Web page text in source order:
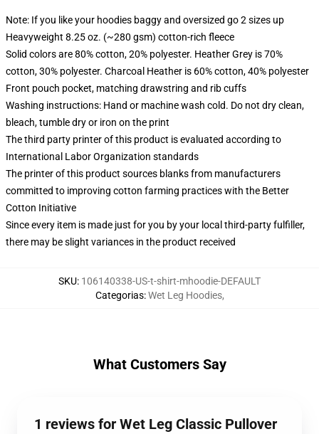
Note: If you like your hoodies baggy and oversized go 2 sizes up
Heavyweight 8.25 oz. (~280 gsm) cotton-rich fleece
Solid colors are 80% cotton, 20% polyester. Heather Grey is 70%
cotton, 30% polyester. Charcoal Heather is 60% cotton, 40% polyester
Front pouch pocket, matching drawstring and rib cuffs
Washing instructions: Hand or machine wash cold. Do not dry clean,
bleach, tumble dry or iron on the print
The third party printer of this product is evaluated according to
International Labor Organization standards
The printer of this product sources blanks from manufacturers
committed to improving cotton farming practices with the Better
Cotton Initiative
Since every item is made just for you by your local third-party fulfiller,
there may be slight variances in the product received
SKU: 106140338-US-t-shirt-mhoodie-DEFAULT
Categorias:Wet Leg Hoodies,
What Customers Say
1 reviews for Wet Leg Classic Pullover